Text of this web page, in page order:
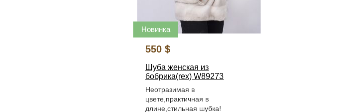
Новинка
550 $
Шуба женская из
бобрика(rex) W89273
Неотразимая в
цвете,практичная в
длине,стильная шубка!